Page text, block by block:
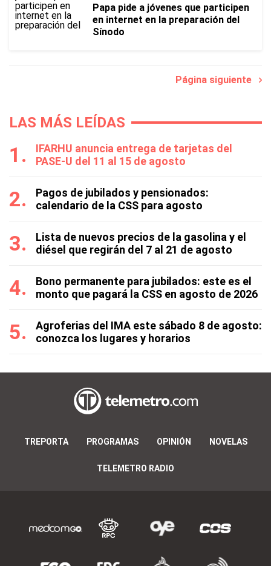
Papa pide a jóvenes que participen
en internet en la preparación del
Sínodo
Página siguiente
LAS MÁS LEÍDAS
IFARHU anuncia entrega de tarjetas del
PASE-U del 11 al 15 de agosto
Pagos de jubilados y pensionados:
calendario de la CSS para agosto
Lista de nuevos precios de la gasolina y el
diésel que regirán del 7 al 21 de agosto
Bono permanente para jubilados: este es el
monto que pagará la CSS en agosto de 2026
Agroferias del IMA este sábado 8 de agosto:
conozca los lugares y horarios
TREPORTA PROGRAMAS OPINIÓN NOVELAS
TELEMETRO RADIO